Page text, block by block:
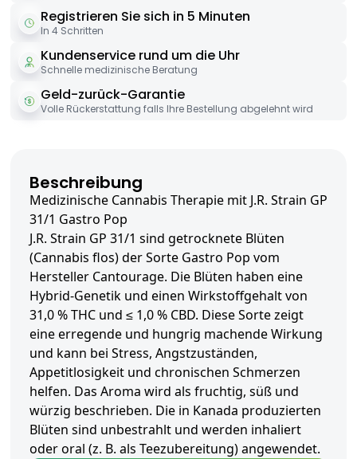
Registrieren Sie sich in 5 Minuten
In 4 Schritten
Kundenservice rund um die Uhr
Schnelle medizinische Beratung
Geld-zurück-Garantie
Volle Rückerstattung falls Ihre Bestellung abgelehnt wird
Beschreibung
Medizinische Cannabis Therapie mit J.R. Strain GP
31/1 Gastro Pop
J.R. Strain GP 31/1 sind getrocknete Blüten
(Cannabis flos) der Sorte Gastro Pop vom
Hersteller Cantourage. Die Blüten haben eine
Hybrid-Genetik und einen Wirkstoffgehalt von
31,0 % THC und ≤ 1,0 % CBD. Diese Sorte zeigt
eine erregende und hungrig machende Wirkung
und kann bei Stress, Angstzuständen,
Appetitlosigkeit und chronischen Schmerzen
helfen. Das Aroma wird als fruchtig, süß und
würzig beschrieben. Die in Kanada produzierten
Blüten sind unbestrahlt und werden inhaliert
oder oral (z. B. als Teezubereitung) angewendet.